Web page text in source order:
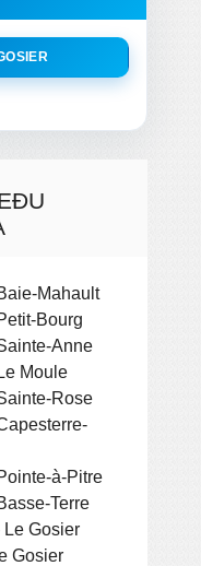
Mahault
Bourg
Anne
Moule
Rose
à-Pitre
Terre
Gosier
Gosier